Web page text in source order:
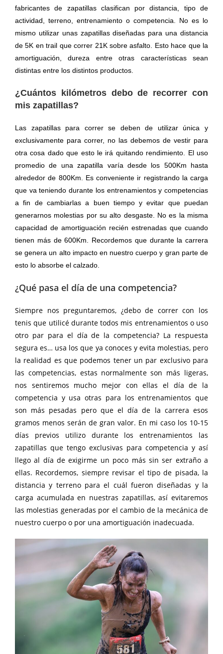
fabricantes de zapatillas clasifican por distancia, tipo de
actividad, terreno, entrenamiento o competencia. No es lo
mismo utilizar unas zapatillas diseñadas para una distancia
de 5K en trail que correr 21K sobre asfalto. Esto hace que la
amortiguación, dureza entre otras características sean
distintas entre los distintos productos.
¿Cuántos kilómetros debo de recorrer con
mis zapatillas?
Las zapatillas para correr se deben de utilizar única y
exclusivamente para correr, no las debemos de vestir para
otra cosa dado que esto le irá quitando rendimiento. El uso
promedio de una zapatilla varía desde los 500Km hasta
alrededor de 800Km. Es conveniente ir registrando la carga
que va teniendo durante los entrenamientos y competencias
a fin de cambiarlas a buen tiempo y evitar que puedan
generarnos molestias por su alto desgaste. No es la misma
capacidad de amortiguación recién estrenadas que cuando
tienen más de 600Km. Recordemos que durante la carrera
se genera un alto impacto en nuestro cuerpo y gran parte de
esto lo absorbe el calzado.
¿Qué pasa el día de una competencia?
Siempre nos preguntaremos, ¿debo de correr con los
tenis que utilicé durante todos mis entrenamientos o uso
otro par para el día de la competencia? La respuesta
segura es… usa los que ya conoces y evita molestias, pero
la realidad es que podemos tener un par exclusivo para
las competencias, estas normalmente son más ligeras,
nos sentiremos mucho mejor con ellas el día de la
competencia y usa otras para los entrenamientos que
son más pesadas pero que el día de la carrera esos
gramos menos serán de gran valor. En mi caso los 10-15
días previos utilizo durante los entrenamientos las
zapatillas que tengo exclusivas para competencia y así
llego al día de exigirme un poco más sin ser extraño a
ellas. Recordemos, siempre revisar el tipo de pisada, la
distancia y terreno para el cuál fueron diseñadas y la
carga acumulada en nuestras zapatillas, así evitaremos
las molestias generadas por el cambio de la mecánica de
nuestro cuerpo o por una amortiguación inadecuada.